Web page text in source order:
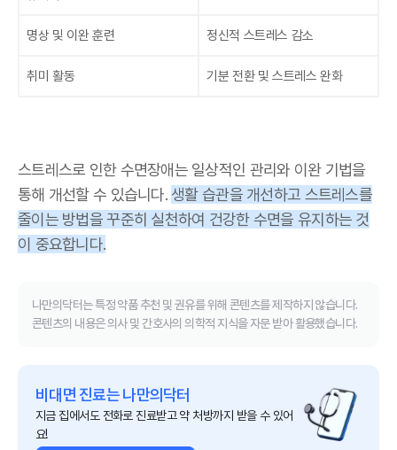
명상 및 이완 훈련 정신적 스트레스 감소
취미 활동 기분 전환 및 스트레스 완화
스트레스로 인한 수면장애는 일상적인 관리와 이완 기법을
통해 개선할 수 있습니다. 생활 습관을 개선하고 스트레스를
줄이는 방법을 꾸준히 실천하여 건강한 수면을 유지하는 것
이 중요합니다.
나만의닥터는 특정 약품 추천 및 권유를 위해 콘텐츠를 제작하지 않습니다.
콘텐츠의 내용은 의사 및 간호사의 의학적 지식을 자문 받아 활용했습니다.
비대면 진료는 나만의닥터
지금 집에서도 전화로 진료받고 약 처방까지 받을 수 있어
요!